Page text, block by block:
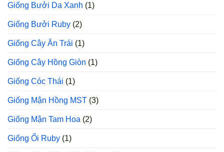
Giống Bưởi Da Xanh (1)
Giống Bưởi Ruby (2)
Giống Cây Ăn Trái (1)
Giống Cây Hồng Giòn (1)
Giống Cóc Thái (1)
Giống Mận Hồng MST (3)
Giống Mận Tam Hoa (2)
Giống Ổi Ruby (1)